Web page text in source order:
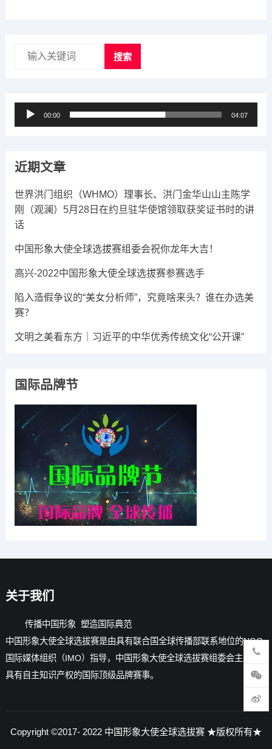
搜索
频
放
00:00 04:07
近期文章
世界洪门组织（WHMO）理事长、洪门金华山山主陈学
刚（观澜）5月28日在约旦驻华使馆领取获奖证书时的讲
话
中国形象大使全球选拔赛组委会祝你龙年大吉​！
高兴-2022中国形象大使全球选拔赛参赛选手
陷入造假争议的“美女分析师”，究竟啥来头？谁在办选美
赛？
文明之美看东方｜习近平的中华优秀传统文化“公开课”
国际品牌节
关于我们
传播中国形象 塑造国际典范
中国形象大使全球选拔赛是由具有联合国全球传播部联系地位的NGO-
国际媒体组织（IMO）指导，中国形象大使全球选拔赛组委会主办的
具有自主知识产权的国际顶级品牌赛事。
Copyright ©2017- 2022 中国形象大使全球选拔赛★版权所有★